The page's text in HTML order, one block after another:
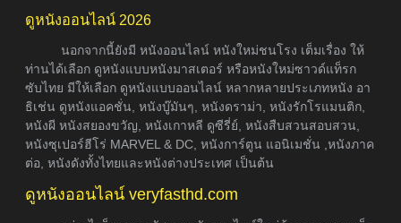
ดูหนังออนไลน์ 2026
นอกจากนี้ยังมี หนังออนไลน์ หนังใหม่ชนโรง เต็มเรื่อง ให้
ท่านได้เลือก ดูหนังแบบหนังมาสเตอร์ หรือหนังใหม่ซาวด์แท็รก
ซับไทย มีให้เลือก ดูหนังแบบออนไลน์ หลากหลายประเภทหนัง อา
ธิเช่น ดูหนังแอคชั่น, หนังบู๊มันๆ, หนังดราม่า, หนังรักโรแมนติก,
หนังผี หนังสยองขวัญ, หนังเกาหลี ดูซีรี่ย์, หนังสืบสวนสอบสวน,
หนังซุเปอร์ฮีโร่ MARVEL & DC, หนังการ์ตูน แอนิเมชั่น ,หนังภาค
ต่อ, หนังดังทั้งไทยและหนังต่างประเทศ เป็นต้น
ดูหนังออนไลน์ veryfasthd.com